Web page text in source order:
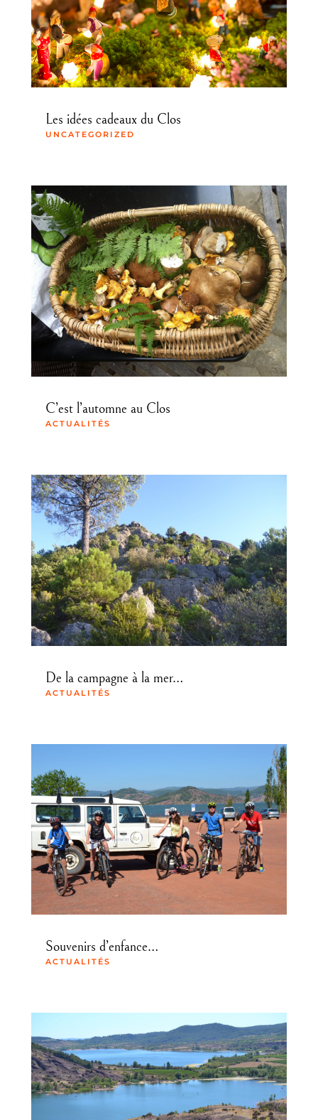
Les idées cadeaux du Clos
UNCATEGORIZED
C’est l’automne au Clos
ACTUALITÉS
De la campagne à la mer…
ACTUALITÉS
Souvenirs d’enfance…
ACTUALITÉS